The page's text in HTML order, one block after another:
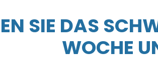
SIE DAS
WOCHE